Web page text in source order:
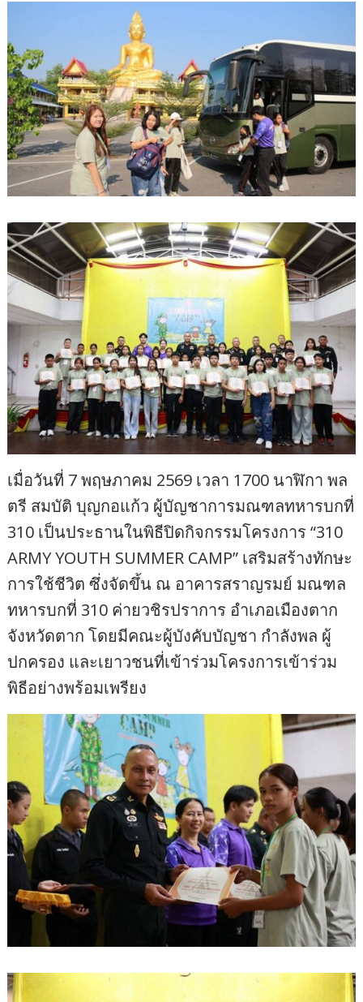
เมื่อวันที่ 7 พฤษภาคม 2569 เวลา 1700 นาฬิกา พล
ตรี สมบัติ บุญกอแก้ว ผู้บัญชาการมณฑลทหารบกที่
310 เป็นประธานในพิธีปิดกิจกรรมโครงการ “310
ARMY YOUTH SUMMER CAMP” เสริมสร้างทักษะ
การใช้ชีวิต ซึ่งจัดขึ้น ณ อาคารสราญรมย์ มณฑล
ทหารบกที่ 310 ค่ายวชิรปราการ อำเภอเมืองตาก
จังหวัดตาก โดยมีคณะผู้บังคับบัญชา กำลังพล ผู้
ปกครอง และเยาวชนที่เข้าร่วมโครงการเข้าร่วม
พิธีอย่างพร้อมเพรียง